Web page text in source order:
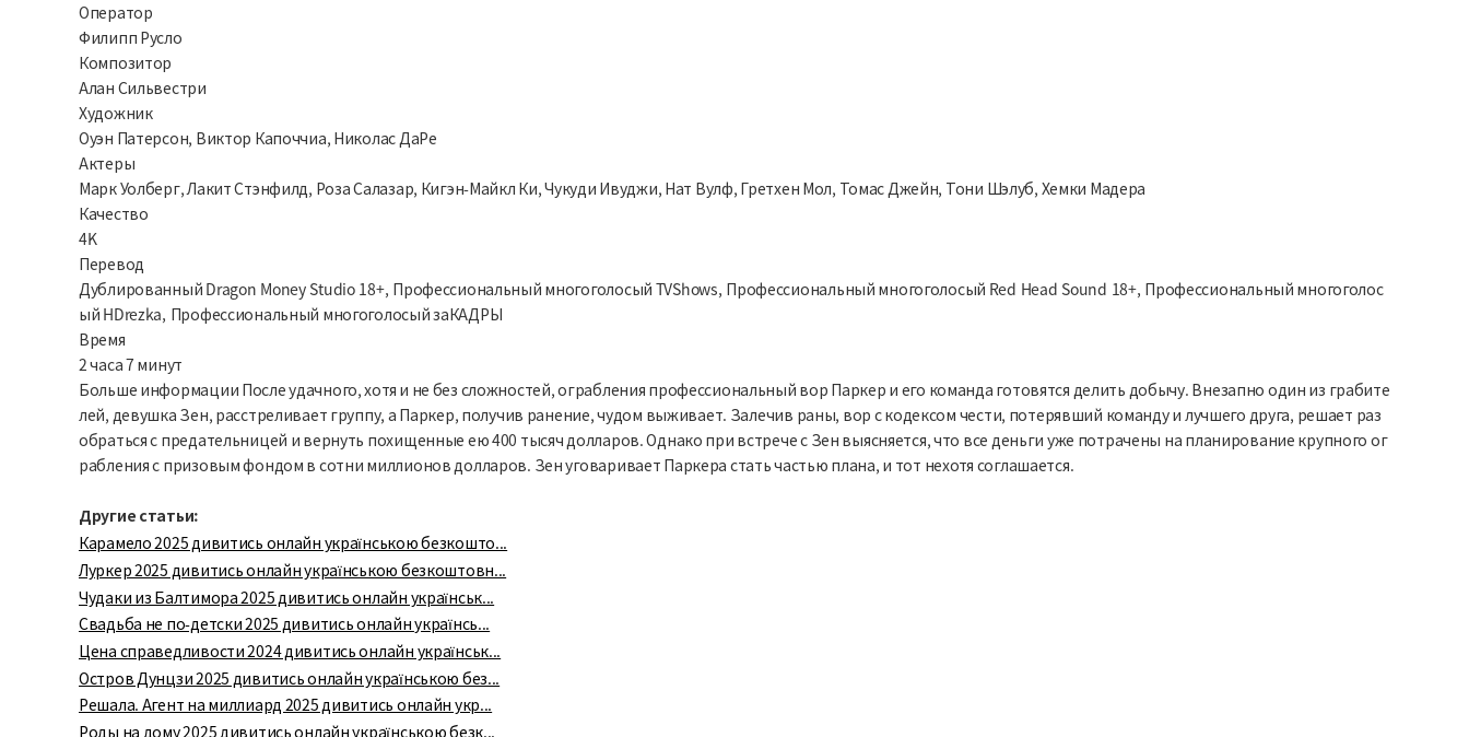
Оператор
Филипп Русло
Композитор
Алан Сильвестри
Художник
Оуэн Патерсон, Виктор Капоччиа, Николас ДаРе
Актеры
Марк Уолберг, Лакит Стэнфилд, Роза Салазар, Кигэн-Майкл Ки, Чукуди Ивуджи, Нат Вулф, Гретхен Мол, Томас Джейн, Тони Шэлуб, Хемки Мадера
Качество
4K
Перевод
Дублированный Dragon Money Studio 18+, Профессиональный многоголосый TVShows, Профессиональный многоголосый Red Head Sound 18+, Профессиональный многоголос
ый HDrezka, Профессиональный многоголосый заКАДРЫ
Время
2 часа 7 минут
Больше информации После удачного, хотя и не без сложностей, ограбления профессиональный вор Паркер и его команда готовятся делить добычу. Внезапно один из грабите
лей, девушка Зен, расстреливает группу, а Паркер, получив ранение, чудом выживает. Залечив раны, вор с кодексом чести, потерявший команду и лучшего друга, решает раз
обраться с предательницей и вернуть похищенные ею 400 тысяч долларов. Однако при встрече с Зен выясняется, что все деньги уже потрачены на планирование крупного ог
рабления с призовым фондом в сотни миллионов долларов. Зен уговаривает Паркера стать частью плана, и тот нехотя соглашается.
Другие статьи:
Карамело 2025 дивитись онлайн українською безкошто...
Луркер 2025 дивитись онлайн українською безкоштовн...
Чудаки из Балтимора 2025 дивитись онлайн українськ...
Свадьба не по-детски 2025 дивитись онлайн українсь...
Цена справедливости 2024 дивитись онлайн українськ...
Остров Дунцзи 2025 дивитись онлайн українською без...
Решала. Агент на миллиард 2025 дивитись онлайн укр...
Роды на дому 2025 дивитись онлайн українською безк...